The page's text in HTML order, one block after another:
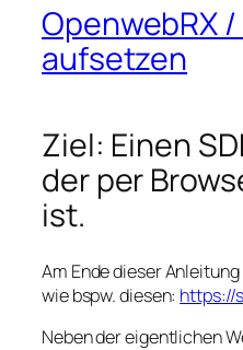
OpenwebRX /
aufsetzen
Ziel: Einen
der per
ist.
Am Ende dieser
wie bspw. diesen: https://
Neben der eigentlichen